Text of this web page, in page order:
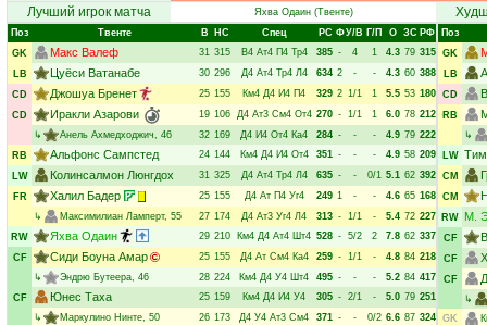
Лучший игрок матча
Яхва Одаин(Твенте)
Поз Твенте В НC Спец РC ФУ/В Г/П О ЗС РФ
GK
Макс Валеф 31 315 В4 Ат4 П4 Тр4 385 - 4 1 4.3 79 315
LB
Цуёси Ватанабе 30 296 Д4 Ат4 Тр4 Л4 634 2 - - 4.3 60 388
CD
Джошуа Бренет 25 155 Км4 Д4 И4 П4 329 2 1/1 1 5.5 53 180
CD
Иракли Азарови 19 106 Д4 Ат3 См4 От4 270 - 1/1 1 6.0 78 212
↳
Анель Ахмедходжич, 46 32 169 Д4 И4 От4 Ка4 284 - - - 4.9 79 222
RB
Альфонс Сампстед 24 144 Км4 Д4 И4 От4 351 - - - 4.9 58 209
LW
Колинсалмон Люнгдох 31 325 Д4 Ат4 Тр4 Л4 635 - - 0/1 5.1 62 392
FR
Халил Бадер 25 155 Д4 Ат П4 Уг4 249 1 - - 4.6 65 168
↳
Максимилиан Ламперт, 55 27 174 Д4 Ат3 Уг4 Л4 313 - 1/1 - 5.4 72 227
RW
Яхва Одаин 29 210 Км4 Д4 Ат4 Шт4 528 - 5/2 2 7.8 62 337
CF
Сиди Боуна Амар 25 155 Д4 Ат См4 Ка4 259 - 1/1 - 4.8 84 218
↳
Эндрю Бутеера, 46 28 224 Км4 Д4 У4 Шт4 495 - - - 5.2 84 417
CF
Юнес Таха 25 159 Км4 Д4 И4 У4 305 - 2/1 - 5.0 79 251
↳
Маркулино Нинте, 50 26 173 Д4 У4 Ат3 См4 371 - - 0/2 6.6 87 324
Поз
GK
LB
CD
RB
↳
LW
CM
CM
RW М.
CF
CF
CF
↳
GK